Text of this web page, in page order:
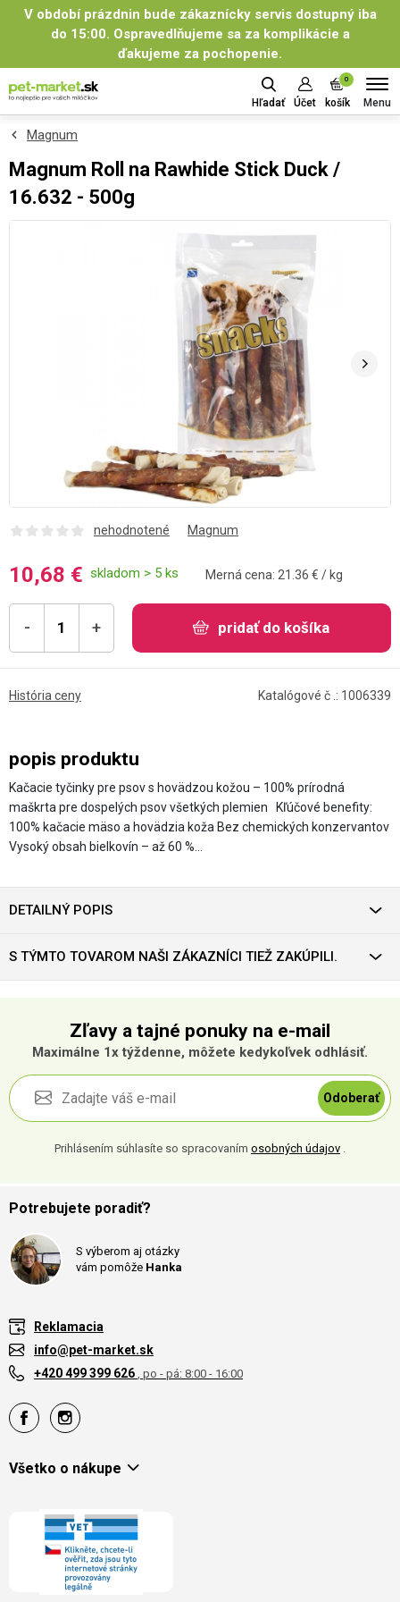
V období prázdnin bude zákaznícky servis dostupný iba
do 15:00. Ospravedlňujeme sa za komplikácie a
ďakujeme za pochopenie.
Hľadať Účet
0
košík Menu
Magnum
Magnum Roll na Rawhide Stick Duck /
16.632 - 500g
nehodnotené Magnum
popis produktu
Kačacie tyčinky pre psov s hovädzou kožou – 100% prírodná
maškrta pre dospelých psov všetkých plemien Kľúčové benefity:
100% kačacie mäso a hovädzia koža Bez chemických konzervantov
Vysoký obsah bielkovín – až 60 %…
10,68 € skladom > 5 ks Merná cena: 21.36 € / kg
- + pridať do košíka
História ceny Katalógové č .: 1006339
DETAILNÝ POPIS
S TÝMTO TOVAROM NAŠI ZÁKAZNÍCI TIEŽ ZAKÚPILI.
Zľavy a tajné ponuky na e-mail
Maximálne 1x týždenne, môžete kedykoľvek odhlásiť.
Odoberať
Prihlásením súhlasíte so spracovaním osobných údajov
Potrebujete poradiť?
S výberom aj otázky
vám pomôže Hanka
Reklamacia
info@pet-market.sk
+420 499 399 626 , po - pá: 8:00 - 16:00
Všetko o nákupe